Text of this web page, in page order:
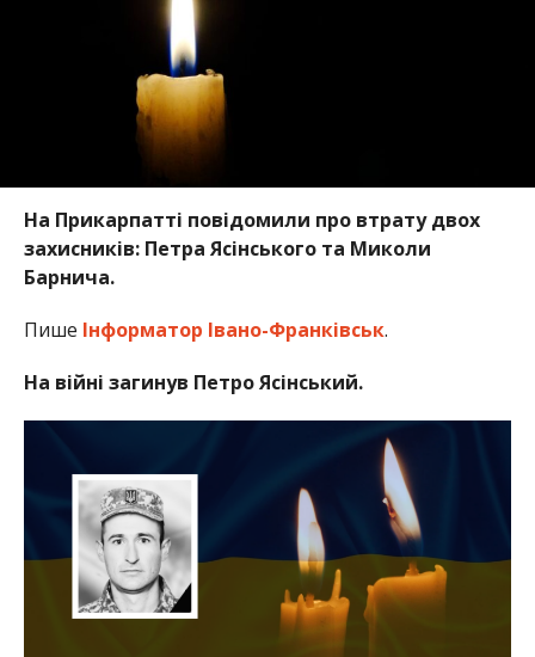
На Прикарпатті повідомили про втрату двох
захисників: Петра Ясінського та Миколи
Барнича.
Пише Інформатор Івано-Франківськ.
На війні загинув Петро Ясінський.